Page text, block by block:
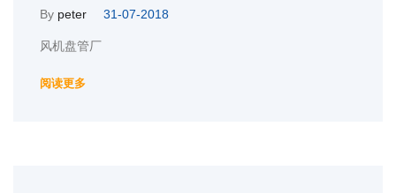
By peter 31-07-2018
风机盘管厂
阅读更多